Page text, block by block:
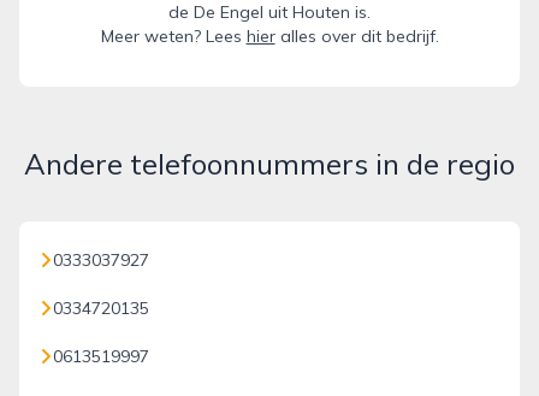
de De Engel uit Houten is.
Meer weten? Lees hieralles over dit bedrijf.
Andere telefoonnummers in de regio
0333037927
0334720135
0613519997